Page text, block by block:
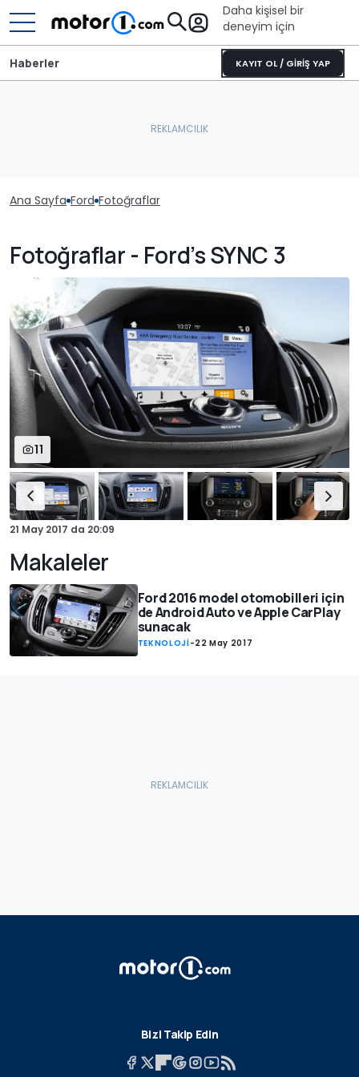
Daha kişisel bir
deneyim için
KAYIT OL / GİRİŞ YAP
Haberler
Ana Sayfa Ford Fotoğraflar
Fotoğraflar - Ford’s SYNC 3
11
21 May 2017 da 20:09
Makaleler
Ford 2016 model otomobilleri için
de Android Auto ve Apple CarPlay
sunacak
TEKNOLOJİ-22 May 2017
Bizi Takip Edin